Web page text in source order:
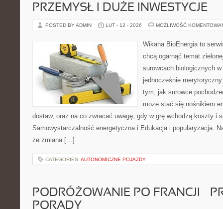
PRZEMYSŁ I DUŻE INWESTYCJE
POSTED BY ADMIN LUT - 12 - 2026 MOŻLIWOŚĆ
Wikana BioEnergia to
chcą ogarnąć temat
surowcach biologicznych
jednocześnie
tym, jak surowce
może stać się nośnikiem
dostaw, oraz na co zwracać uwagę, gdy w grę wchodzą koszty i
Samowystarczalność energetyczna i Edukacja i popularyzacja.
że zmiana […]
CATEGORIES: AUTONOMICZNE POJAZDY
PODRÓŻOWANIE PO FRANCJI –
PORADY